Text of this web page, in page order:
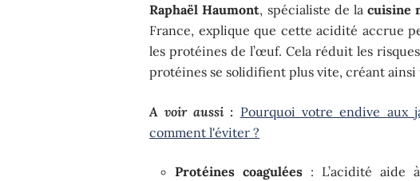
Raphaël Haumont, spécialiste de lacuisine
France, explique que cette acidité accrue
les protéines de l’œuf. Cela réduit les
protéines se solidifient plus vite, créant
A voir aussi : Pourquoi votre endive aux
comment l'éviter ?
Protéines coagulées : L’acidité aide